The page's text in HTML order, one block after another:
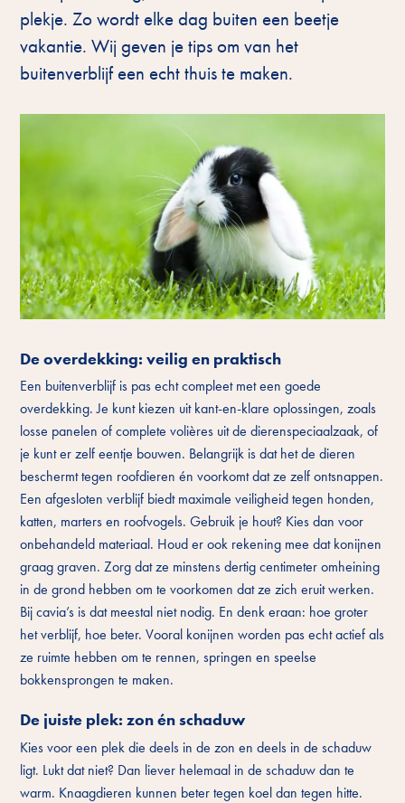
plekje. Zo wordt elke dag buiten een beetje
vakantie. Wij geven je tips om van het
buitenverblijf een echt thuis te maken.
De overdekking: veilig en praktisch
Een buitenverblijf is pas echt compleet met een goede
overdekking. Je kunt kiezen uit kant-en-klare oplossingen, zoals
losse panelen of complete volières uit de dierenspeciaalzaak, of
je kunt er zelf eentje bouwen. Belangrijk is dat het de dieren
beschermt tegen roofdieren én voorkomt dat ze zelf ontsnappen.
Een afgesloten verblijf biedt maximale veiligheid tegen honden,
katten, marters en roofvogels. Gebruik je hout? Kies dan voor
onbehandeld materiaal. Houd er ook rekening mee dat konijnen
graag graven. Zorg dat ze minstens dertig centimeter omheining
in de grond hebben om te voorkomen dat ze zich eruit werken.
Bij cavia’s is dat meestal niet nodig. En denk eraan: hoe groter
het verblijf, hoe beter. Vooral konijnen worden pas echt actief als
ze ruimte hebben om te rennen, springen en speelse
bokkensprongen te maken.
De juiste plek: zon én schaduw
Kies voor een plek die deels in de zon en deels in de schaduw
ligt. Lukt dat niet? Dan liever helemaal in de schaduw dan te
warm. Knaagdieren kunnen beter tegen koel dan tegen hitte.